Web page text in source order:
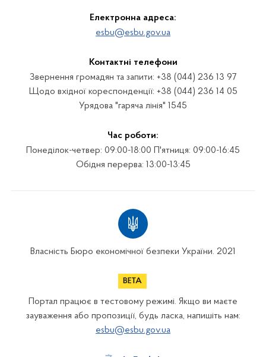
Електронна адреса:
esbu@esbu.gov.ua
Контактні телефони
Звернення громадян та запити: +38 (044) 236 13 97
Щодо вхідної кореспонденції: +38 (044) 236 14 05
Урядова "гаряча лінія" 1545
Час роботи:
Понеділок-четвер: 09:00-18:00 П'ятниця: 09:00-16:45
Обідня перерва: 13:00-13:45
Власність Бюро економічної безпеки України. 2021
Портал працює в тестовому режимі. Якщо ви маєте
зауваження або пропозиції, будь ласка, напишіть нам:
esbu@esbu.gov.ua